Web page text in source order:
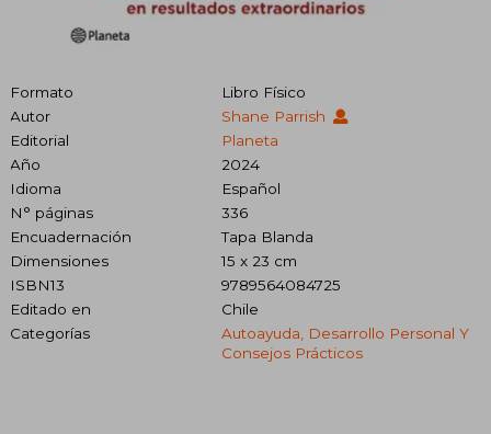
Formato
Libro Físico
Autor
Shane Parrish
Editorial
Planeta
Año
2024
Idioma
Español
N° páginas
336
Encuadernación
Tapa Blanda
Dimensiones
15 x 23 cm
ISBN13
9789564084725
Editado en
Chile
Categorías
Autoayuda, Desarrollo Personal Y
Consejos Prácticos